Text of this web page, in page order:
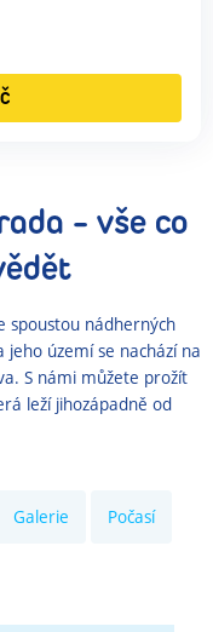
- vše co
spoustou nádherných
jeho území se nachází na
S námi můžete prožít
leží jihozápadně od
Galerie Počasí